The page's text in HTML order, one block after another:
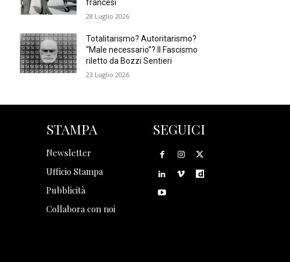
francesi
28 Luglio 2026
Totalitarismo? Autoritarismo?
“Male necessario”? Il Fascismo
riletto da Bozzi Sentieri
23 Luglio 2026
STAMPA
Newsletter
Ufficio Stampa
Pubblicità
Collabora con noi
SEGUICI